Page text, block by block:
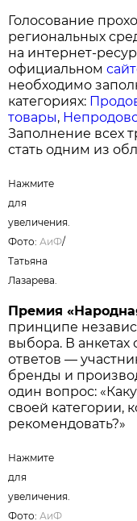
Голосование
региональных
на интернет-
официальном
необходимо
категориях:
товары,
Заполнение всех
стать одним из
Нажмите для
принципе
выбора. В анкетах
бренды и